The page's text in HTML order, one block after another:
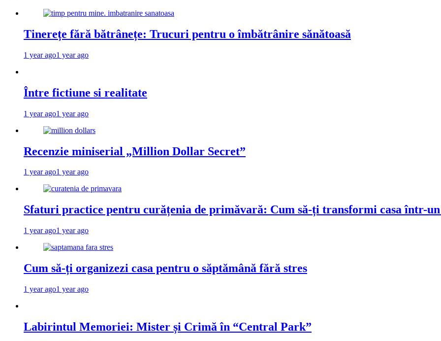
Tinerețe fără bătrânețe: Trucuri pentru o îmbătrânire sănătoasă
1 year ago1 year ago
Între fictiune si realitate
1 year ago1 year ago
Recenzie miniserial „Million Dollar Secret”
1 year ago1 year ago
Sfaturi practice pentru curățenia de primăvară: Cum să-ți transformi casa într-
1 year ago1 year ago
Cum să-ți organizezi casa pentru o săptămână fără stres
1 year ago1 year ago
Labirintul Memoriei: Mister și Crimă în “Central Park”